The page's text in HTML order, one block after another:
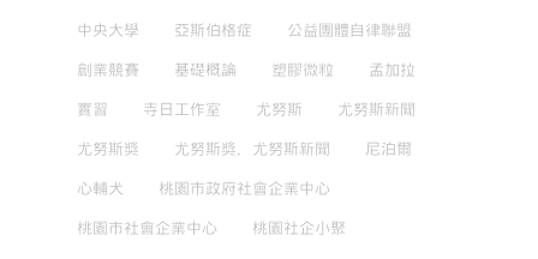
中央大學 亞斯伯格症 公益團體自律聯盟
創業競賽 基礎概論 塑膠微粒 孟加拉
實習 寺日工作室 尤努斯 尤努斯新聞
尤努斯獎 尤努斯獎，尤努斯新聞 尼泊爾
心輔犬 桃園市政府社會企業中心
桃園市社會企業中心 桃園社企小聚